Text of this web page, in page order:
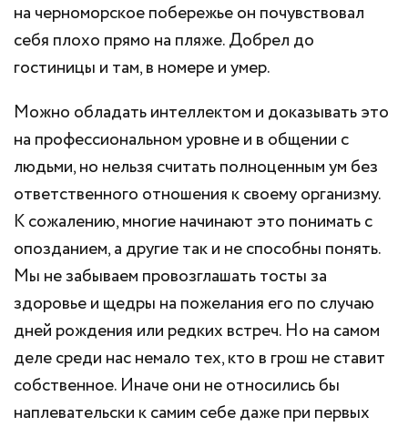
на черноморское побережье он почувствовал
себя плохо прямо на пляже. Добрел до
гостиницы и там, в номере и умер.
Можно обладать интеллектом и доказывать это
на профессиональном уровне и в общении с
людьми, но нельзя считать полноценным ум без
ответственного отношения к своему организму.
К сожалению, многие начинают это понимать с
опозданием, а другие так и не способны понять.
Мы не забываем провозглашать тосты за
здоровье и щедры на пожелания его по случаю
дней рождения или редких встреч. Но на самом
деле среди нас немало тех, кто в грош не ставит
собственное. Иначе они не относились бы
наплевательски к самим себе даже при первых